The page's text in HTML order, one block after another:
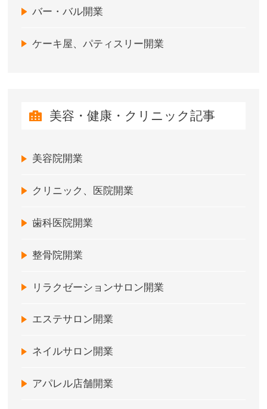
バー・バル開業
ケーキ屋、パティスリー開業
美容・健康・クリニック記事
美容院開業
クリニック、医院開業
歯科医院開業
整骨院開業
リラクゼーションサロン開業
エステサロン開業
ネイルサロン開業
アパレル店舗開業